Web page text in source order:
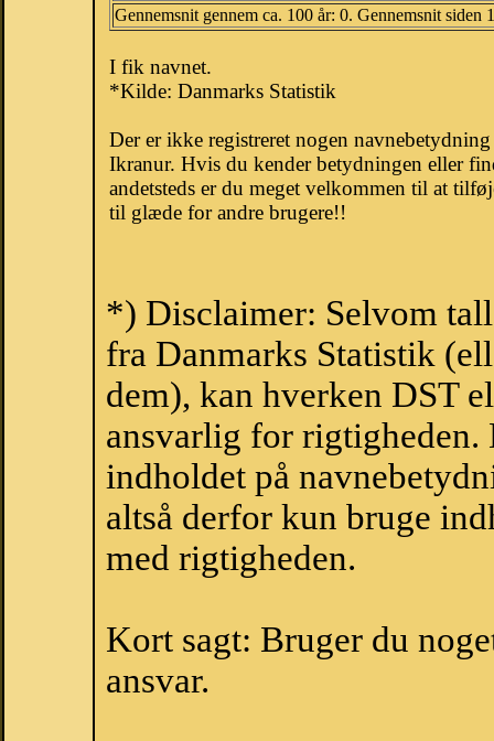
Gennemsnit gennem ca. 100 år: 0. Gennemsnit siden
I fik navnet.
*Kilde: Danmarks Statistik
Der er ikke registreret nogen
Ikranur. Hvis du kender betydningen eller
andetsteds er du meget velkommen til at
til glæde for andre brugere!!
*) Disclaimer: Selvom
fra Danmarks Statistik
dem), kan hverken DST
ansvarlig for
indholdet på
altså derfor kun bruge
med rigtigheden.
Kort sagt: Bruger du
ansvar.